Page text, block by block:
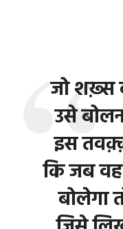
जो शख़्स
उसे
इस
कि जब वह
बोलेगा